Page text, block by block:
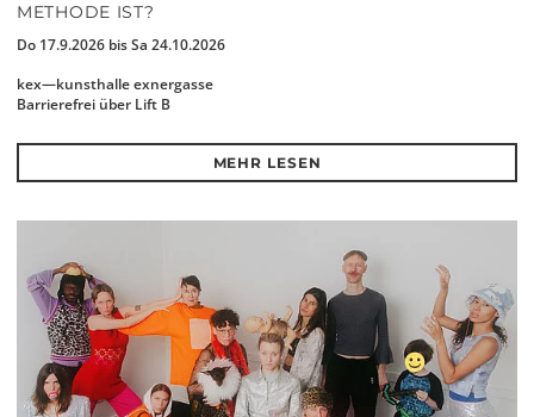
METHODE IST?
Do 17.9.2026 bis Sa 24.10.2026
kex—kunsthalle exnergasse
Barrierefrei über Lift B
MEHR LESEN